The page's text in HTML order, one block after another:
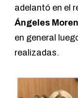
adelantó en el
Ángeles
en general
realizadas.